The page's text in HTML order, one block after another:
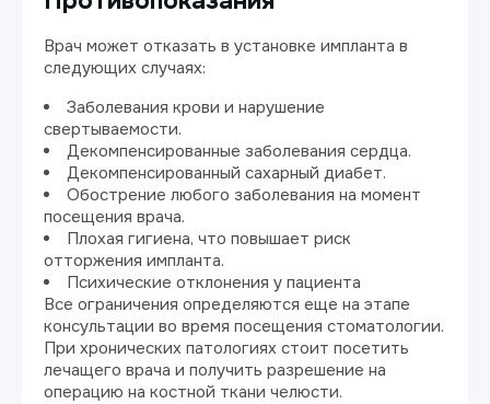
Врач может отказать в установке импланта в
следующих случаях:
Заболевания крови и нарушение
свертываемости.
Декомпенсированные заболевания сердца.
Декомпенсированный сахарный диабет.
Обострение любого заболевания на момент
посещения врача.
Плохая гигиена, что повышает риск
отторжения импланта.
Психические отклонения у пациента
Все ограничения определяются еще на этапе
консультации во время посещения стоматологии.
При хронических патологиях стоит посетить
лечащего врача и получить разрешение на
операцию на костной ткани челюсти.